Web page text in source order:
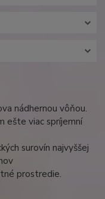
nádhernou vôňou.
ešte viac spríjemní
surovín najvyššej
prostredie.